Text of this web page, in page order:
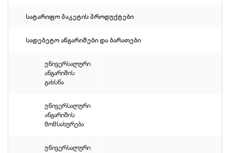
სატარიფო პაკეტის პროდუქტები
სადებეტო ანგარიშები და ბარათები
უნივერსალური
ანგარიშის
გახსნა
უნივერსალური
ანგარიშის
მომსახურება
უნივერსალური